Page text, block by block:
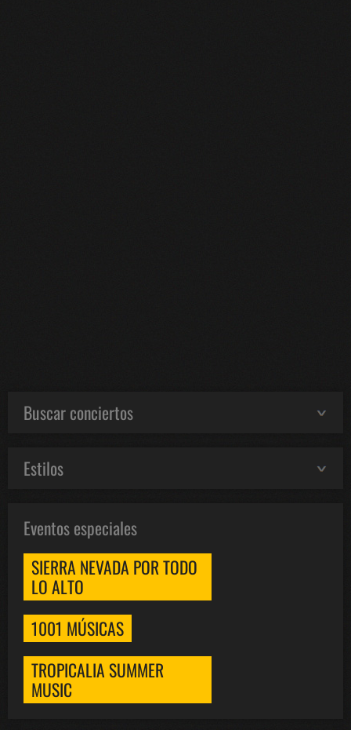
Buscar conciertos
Estilos
Eventos especiales
SIERRA NEVADA POR TODO
LO ALTO
1001 MÚSICAS
TROPICALIA SUMMER
MUSIC